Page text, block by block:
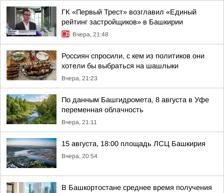
ГК «Первый Трест» возглавил «Единый
рейтинг застройщиков» в Башкирии
Вчера, 21:48
Россиян спросили, с кем из политиков они
хотели бы выбраться на шашлыки
Вчера, 21:23
По данным Башгидромета, 8 августа в Уфе
переменная облачность
Вчера, 21:11
15 августа, 18:00 площадь ЛСЦ Башкирия
Вчера, 20:54
В Башкортостане среднее время получения